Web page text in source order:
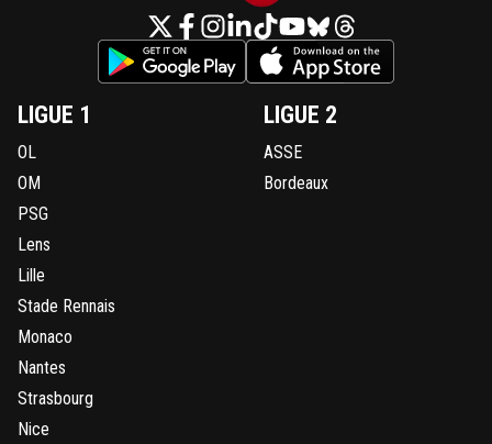
LIGUE 1
OL
OM
PSG
Lens
Lille
Stade Rennais
Monaco
Nantes
Strasbourg
Nice
LIGUE 2
ASSE
Bordeaux